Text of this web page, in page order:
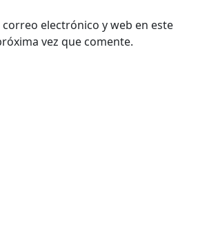
electrónico y web en este
vez que comente.